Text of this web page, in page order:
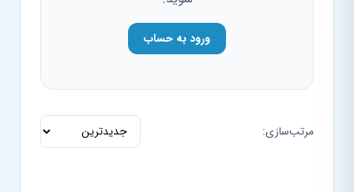
ورود به حساب
مرتب‌سازی: